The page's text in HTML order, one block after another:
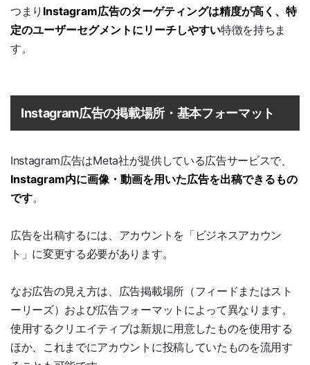
つまり Instagram広告のターゲティングは精度が高く、特
定のユーザーセグメントにリーチしやすい特徴を持ちま
す。
Instagram広告の掲載場所・基本フォーマット
Instagram広告はMeta社が提供している広告サービスで、
Instagram内に画像・動画を用いた広告を出稿できるもの
です。
広告を出稿するには、アカウントを「ビジネスアカウン
ト」に変更する必要があります。
なお広告の見え方は、広告掲載場所（フィードまたはスト
ーリーズ）および広告フォーマットによって異なります。
使用するクリエイティブは新規に用意したものを使用する
ほか、これまでにアカウントに投稿していたものを流用す